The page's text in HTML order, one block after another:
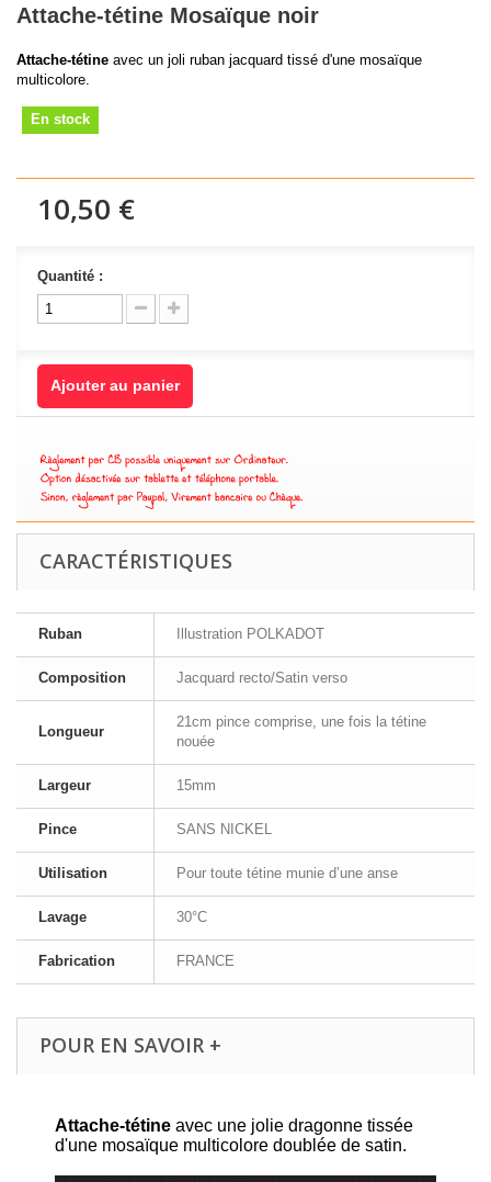
Attache-tétine Mosaïque noir
Attache-tétine avec un joli ruban jacquard tissé d'une mosaïque
multicolore.
En stock
10,50 €
Quantité :
Ajouter au panier
CARACTÉRISTIQUES
Ruban Illustration POLKADOT
Composition Jacquard recto/Satin verso
Longueur
21cm pince comprise, une fois la tétine
nouée
Largeur 15mm
Pince SANS NICKEL
Utilisation Pour toute tétine munie d’une anse
Lavage 30°C
Fabrication FRANCE
POUR EN SAVOIR +
Attache-tétine avec une jolie dragonne tissée
d'une mosaïque multicolore doublée de satin.